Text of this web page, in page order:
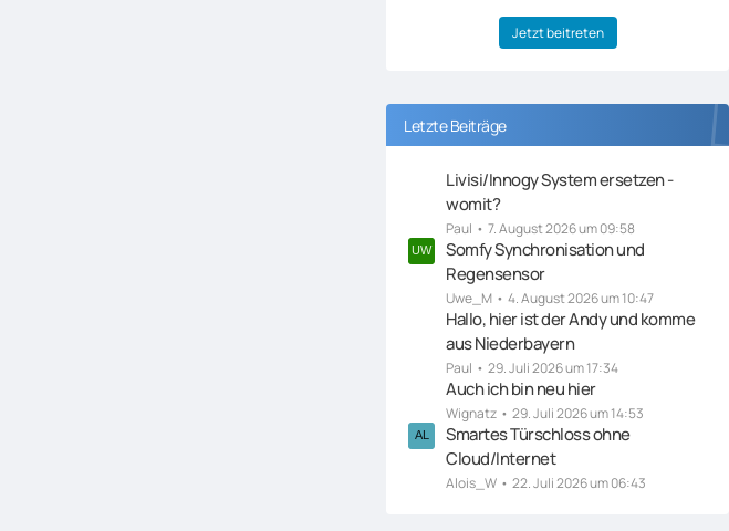
Jetzt beitreten
Letzte Beiträge
Livisi/Innogy System ersetzen -
womit?
Paul 7. August 2026 um 09:58
Somfy Synchronisation und
Regensensor
Uwe_M 4. August 2026 um 10:47
Hallo, hier ist der Andy und komme
aus Niederbayern
Paul 29. Juli 2026 um 17:34
Auch ich bin neu hier
Wignatz 29. Juli 2026 um 14:53
Smartes Türschloss ohne
Cloud/Internet
Alois_W 22. Juli 2026 um 06:43